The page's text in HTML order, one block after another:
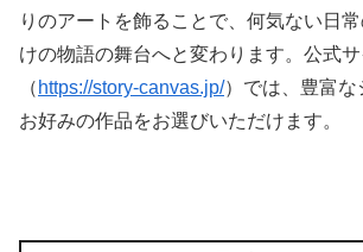
りのアートを飾ることで、何気ない日
けの物語の舞台へと変わります。公式サ
（ https://story-canvas.jp/）では、豊富な
お好みの作品をお選びいただけます。